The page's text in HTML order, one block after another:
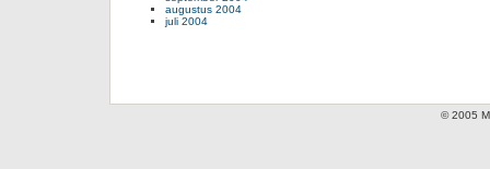
augustus 2004
juli 2004
© 2005